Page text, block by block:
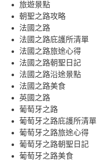
旅遊景點
朝聖之路攻略
法國之路
法國之路庇護所清單
法國之路旅途心得
法國之路朝聖日記
法國之路沿途景點
法國之路美食
英國之路
葡萄牙之路
葡萄牙之路庇護所清單
葡萄牙之路旅途心得
葡萄牙之路朝聖日記
葡萄牙之路美食